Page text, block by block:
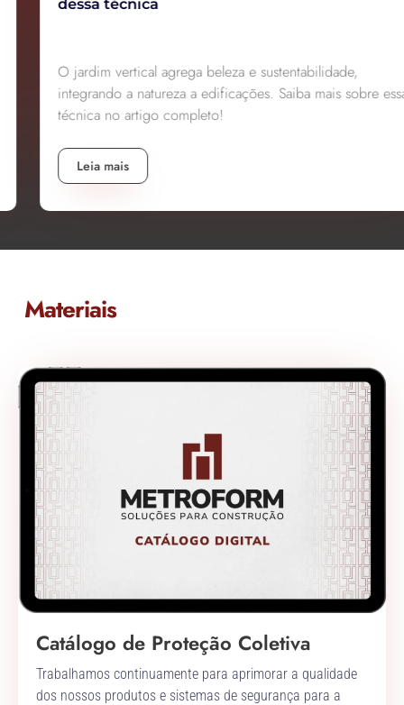
dessa técnica
O jardim vertical agrega beleza e sustentabilidade,
integrando a natureza a edificações. Saiba mais sobre essa
técnica no artigo completo!
Leia mais
Materiais
Catálogo de Proteção Coletiva
Trabalhamos continuamente para aprimorar a qualidade
dos nossos produtos e sistemas de segurança para a